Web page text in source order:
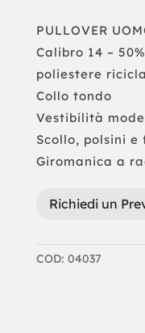
PULLOVER
Calibro 14 –
poliestere
Collo tondo
Vestibilità
Scollo, polsini e
Giromanica a
Richiedi un
COD: 04037